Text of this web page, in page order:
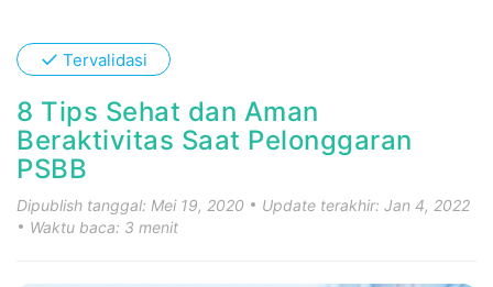
✓ Tervalidasi
8 Tips Sehat dan Aman
Beraktivitas Saat Pelonggaran
PSBB
Dipublish tanggal: Mei 19, 2020
Update terakhir: Jan 4, 2022
Waktu baca: 3 menit